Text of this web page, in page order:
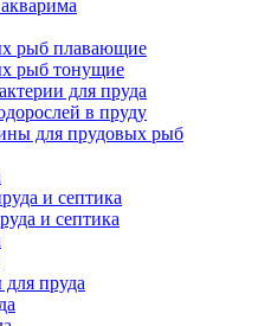
рыб плавающие
рыб тонущие
для пруда
в пруду
для прудовых рыб
и септика
и септика
пруда